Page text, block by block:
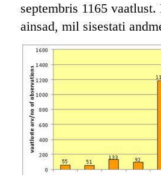
septembris 1165
ainsad, mil sisestati